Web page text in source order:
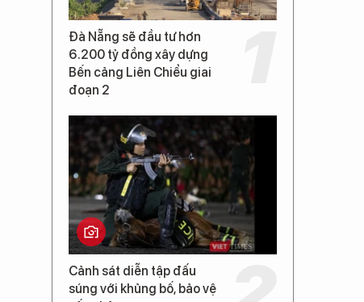
Đà Nẵng sẽ đầu tư hơn
6.200 tỷ đồng xây dựng
Bến cảng Liên Chiểu giai
đoạn 2
Cảnh sát diễn tập đấu
súng với khủng bố, bảo vệ